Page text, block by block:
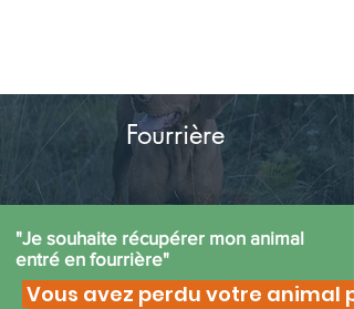
Fourrière
"Je souhaite récupérer mon animal
entré en fourrière"
Vous avez perdu votre animal